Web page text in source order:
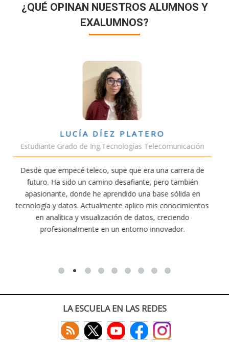
¿QUÉ OPINAN NUESTROS ALUMNOS Y
EXALUMNOS?
de
en
VÍCTOR SÁNCHEZ VALENCIA
Estudiante Doble Grado Teleco-ADE
Estudiar teleco me ha permitido comprender
conectividad afecta nuestra vida diaria. Aunque la
exige esfuerzo, he dedicado parte de mi tiempo a
actividades como el salvamento y socorrismo.
convencido de que elegir teleco ha sido una de las
decisiones que he tomado.
LA ESCUELA EN LAS REDES